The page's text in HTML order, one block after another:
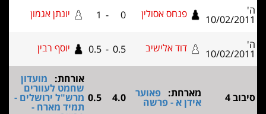
פנחס אסולין 0
-
1 יונתן אגמון
דוד אלישיב 0.5
-
0.5 יוסף רבין
מארחת: פאוער
אידן א - פרשה 4.0
0.5
שחמט לעוורים
מרש"ל ירושלים -
תמיד מארח -